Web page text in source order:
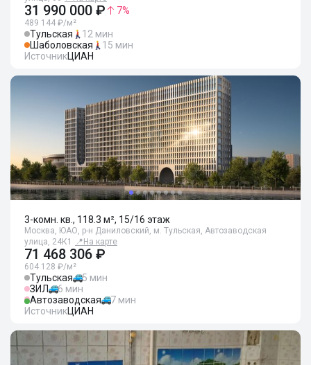
31 990 000 ₽ 7%
489 144 ₽/м²
Тульская
12 мин
Шаболовская
15 мин
ИсточникЦИАН
3-комн. кв., 118.3 м², 15/16 этаж
Москва, ЮАО, р-н Даниловский, м. Тульская, Автозаводская
улица, 24К1
📍 На карте
71 468 306 ₽
604 128 ₽/м²
Тульская
5 мин
ЗИЛ
6 мин
Автозаводская
7 мин
ИсточникЦИАН